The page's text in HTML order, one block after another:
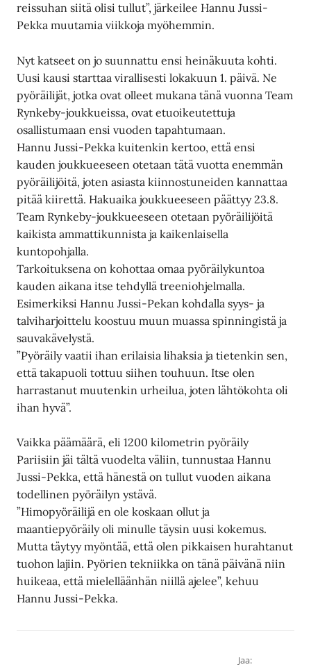
reissuhan siitä olisi tullut”, järkeilee Hannu Jussi-
Pekka muutamia viikkoja myöhemmin.
Nyt katseet on jo suunnattu ensi heinäkuuta kohti.
Uusi kausi starttaa virallisesti lokakuun 1. päivä. Ne
pyöräilijät, jotka ovat olleet mukana tänä vuonna Team
Rynkeby-joukkueissa, ovat etuoikeutettuja
osallistumaan ensi vuoden tapahtumaan.
Hannu Jussi-Pekka kuitenkin kertoo, että ensi
kauden joukkueeseen otetaan tätä vuotta enemmän
pyöräilijöitä, joten asiasta kiinnostuneiden kannattaa
pitää kiirettä. Hakuaika joukkueeseen päättyy 23.8.
Team Rynkeby-joukkueeseen otetaan pyöräilijöitä
kaikista ammattikunnista ja kaikenlaisella
kuntopohjalla.
Tarkoituksena on kohottaa omaa pyöräilykuntoa
kauden aikana itse tehdyllä treeniohjelmalla.
Esimerkiksi Hannu Jussi-Pekan kohdalla syys- ja
talviharjoittelu koostuu muun muassa spinningistä ja
sauvakävelystä.
”Pyöräily vaatii ihan erilaisia lihaksia ja tietenkin sen,
että takapuoli tottuu siihen touhuun. Itse olen
harrastanut muutenkin urheilua, joten lähtökohta oli
ihan hyvä”.
Vaikka päämäärä, eli 1200 kilometrin pyöräily
Pariisiin jäi tältä vuodelta väliin, tunnustaa Hannu
Jussi-Pekka, että hänestä on tullut vuoden aikana
todellinen pyöräilyn ystävä.
”Himopyöräilijä en ole koskaan ollut ja
maantiepyöräily oli minulle täysin uusi kokemus.
Mutta täytyy myöntää, että olen pikkaisen hurahtanut
tuohon lajiin. Pyörien tekniikka on tänä päivänä niin
huikeaa, että mielelläänhän niillä ajelee”, kehuu
Hannu Jussi-Pekka.
Jaa: